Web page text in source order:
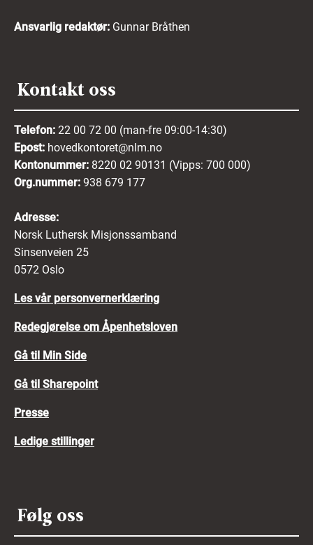
Ansvarlig redaktør: Gunnar Bråthen
Kontakt oss
Telefon: 22 00 72 00 (man-fre 09:00-14:30)
Epost: hovedkontoret@nlm.no
Kontonummer: 8220 02 90131 (Vipps: 700 000)
Org.nummer: 938 679 177
Adresse:
Norsk Luthersk Misjonssamband
Sinsenveien 25
0572 Oslo
Les vår personvernerklæring
Redegjørelse om Åpenhetsloven
Gå til Min Side
Gå til Sharepoint
Presse
Ledige stillinger
Følg oss